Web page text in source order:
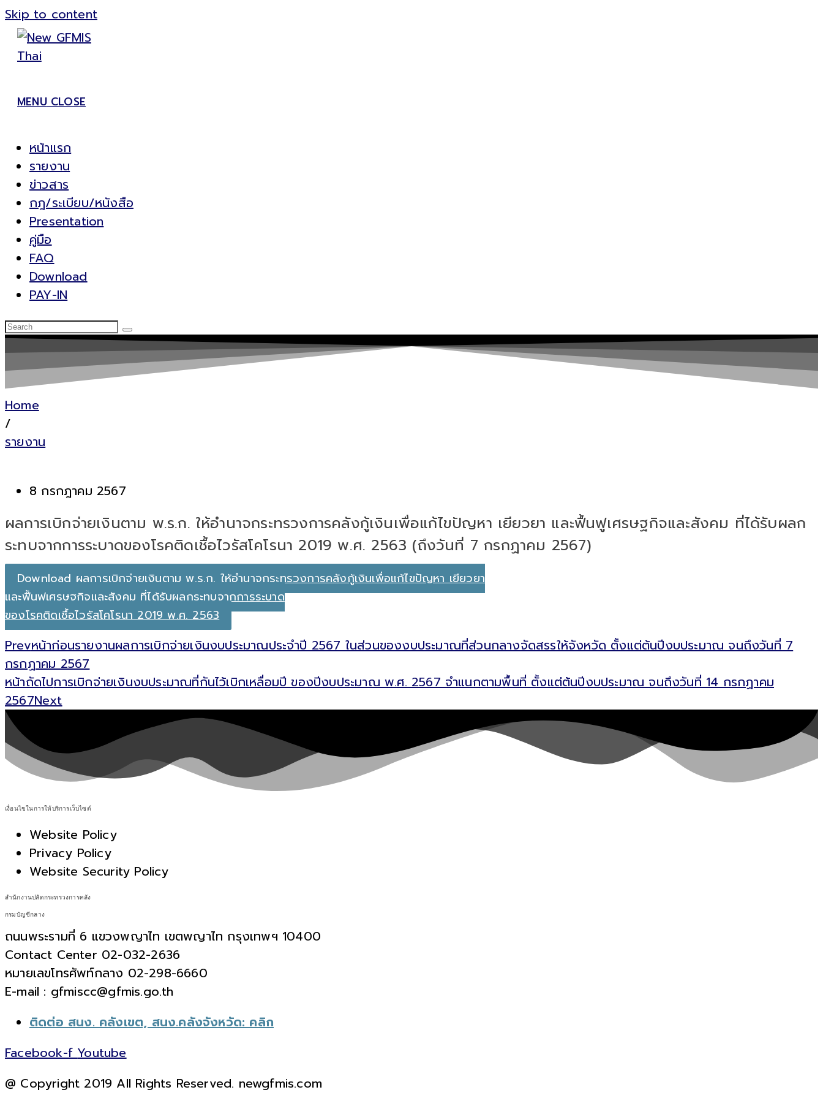
Skip to content
MENU CLOSE
หน้าแรก
รายงาน
ข่าวสาร
กฎ/ระเบียบ/หนังสือ
Presentation
คู่มือ
FAQ
Download
PAY-IN
Home
/
รายงาน
8 กรกฎาคม 2567
ผลการเบิกจ่ายเงินตาม พ.ร.ก. ให้อำนาจกระทรวงการคลังกู้เงินเพื่อแก้ไขปัญหา เยียวยา และฟื้นฟูเศรษฐกิจและสังคม ที่ได้รับผลก
ระทบจากการระบาดของโรคติดเชื้อไวรัสโคโรนา 2019 พ.ศ. 2563 (ถึงวันที่ 7 กรกฏาคม 2567)
Download ผลการเบิกจ่ายเงินตาม พ.ร.ก. ให้อำนาจกระทรวงการคลังกู้เงินเพื่อแก้ไขปัญหา เยียวยา
และฟื้นฟูเศรษฐกิจและสังคม ที่ได้รับผลกระทบจากการระบาด
ของโรคติดเชื้อไวรัสโคโรนา 2019 พ.ศ. 2563
Prevหน้าก่อนรายงานผลการเบิกจ่ายเงินงบประมาณประจำปี 2567 ในส่วนของงบประมาณที่ส่วนกลางจัดสรรให้จังหวัด ตั้งแต่ต้นปีงบประมาณ จนถึงวันที่ 7
กรกฏาคม 2567
หน้าถัดไปการเบิกจ่ายเงินงบประมาณที่กันไว้เบิกเหลื่อมปี ของปีงบประมาณ พ.ศ. 2567 จำแนกตามพื้นที่ ตั้งแต่ต้นปีงบประมาณ จนถึงวันที่ 14 กรกฏาคม
2567Next
เงื่อนไขในการให้บริการเว็บไซต์
Website Policy
Privacy Policy
Website Security Policy
สำนักงานปลัดกระทรวงการคลัง
กรมบัญชีกลาง
ถนนพระรามที่ 6 แขวงพญาไท เขตพญาไท กรุงเทพฯ 10400
Contact Center 02-032-2636
หมายเลขโทรศัพท์กลาง 02-298-6660
E-mail : gfmiscc@gfmis.go.th
ติดต่อ สนง. คลังเขต, สนง.คลังจังหวัด: คลิก
Facebook-f Youtube
@ Copyright 2019 All Rights Reserved. newgfmis.com